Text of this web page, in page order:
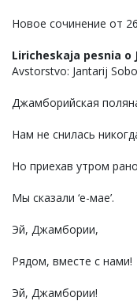
Новое сочинение от
Liricheskaja pesnia
Avstorstvo: Jantarij
Джамборийская
Нам не снилась
Но приехав утром
Мы сказали ‘е-мае’.
Эй, Джамбории,
Рядом, вместе с нами!
Эй, Джамбории!